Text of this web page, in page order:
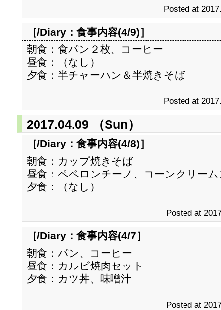
Posted at
［/Diary： 食事内容(4/9)］
朝食：食パン２枚、コーヒー
昼食：（なし）
夕食：半チャーハン＆半焼きそば
Posted at
2017.04.09 （Sun）
［/Diary： 食事内容(4/8)］
朝食：カップ焼きそば
昼食：ペペロンチーノ、コーンクリー
夕食：（なし）
Posted at
［/Diary： 食事内容(4/7］
朝食：パン、コーヒー
昼食：カルビ焼肉セット
夕食：カツ丼、味噌汁
Posted at